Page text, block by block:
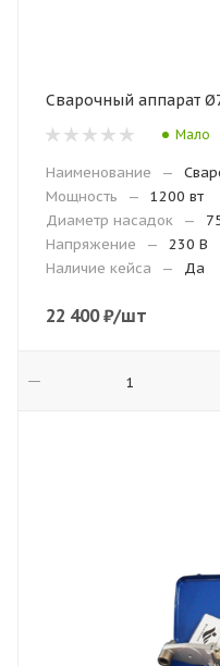
Сварочный аппарат
Мало
Наименование —
Мощность
—
1200 вт
Диаметр насадок
—
Напряжение
—
230 В
Наличие кейса
— Да
22 400₽/шт